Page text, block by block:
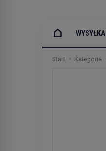
Start Kategorie